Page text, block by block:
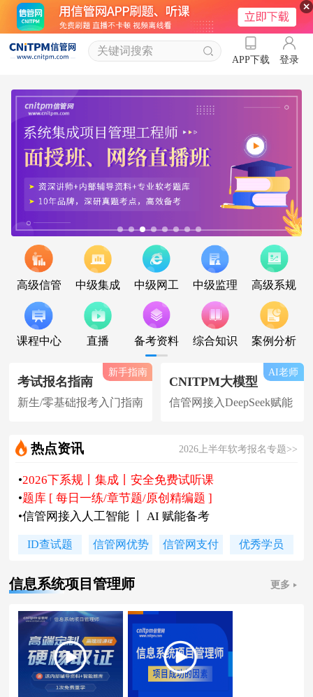
APP下载 登录
高级信管 中级集成 中级网工 中级监理 高级系规
课程中心 直播 备考资料 综合知识 案例分析
考试报名指南
新生/零基础报考入门指南
新手指南
CNITPM大模型
信管网接入DeepSeek赋能
AI老师
热点资讯 2026上半年软考报名专题>>
•2026下系规丨集成丨安全免费试听课
•题库 [ 每日一练/章节题/原创精编题 ]
•信管网接入人工智能 丨 AI 赋能备考
信管网软考讲师合作招聘(全职/兼职)
•2026上半年软考证书领取时间及通知
ID查试题 信管网优势 信管网支付 优秀学员
信息系统项目管理师 更多